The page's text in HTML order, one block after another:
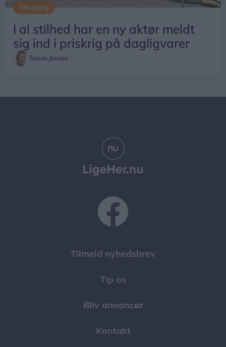
Shopping
I al stilhed har en ny aktør meldt
sig ind i priskrig på dagligvarer
Simon Jensen
Tilmeld nyhedsbrev
Tip os
Bliv annoncør
Kontakt